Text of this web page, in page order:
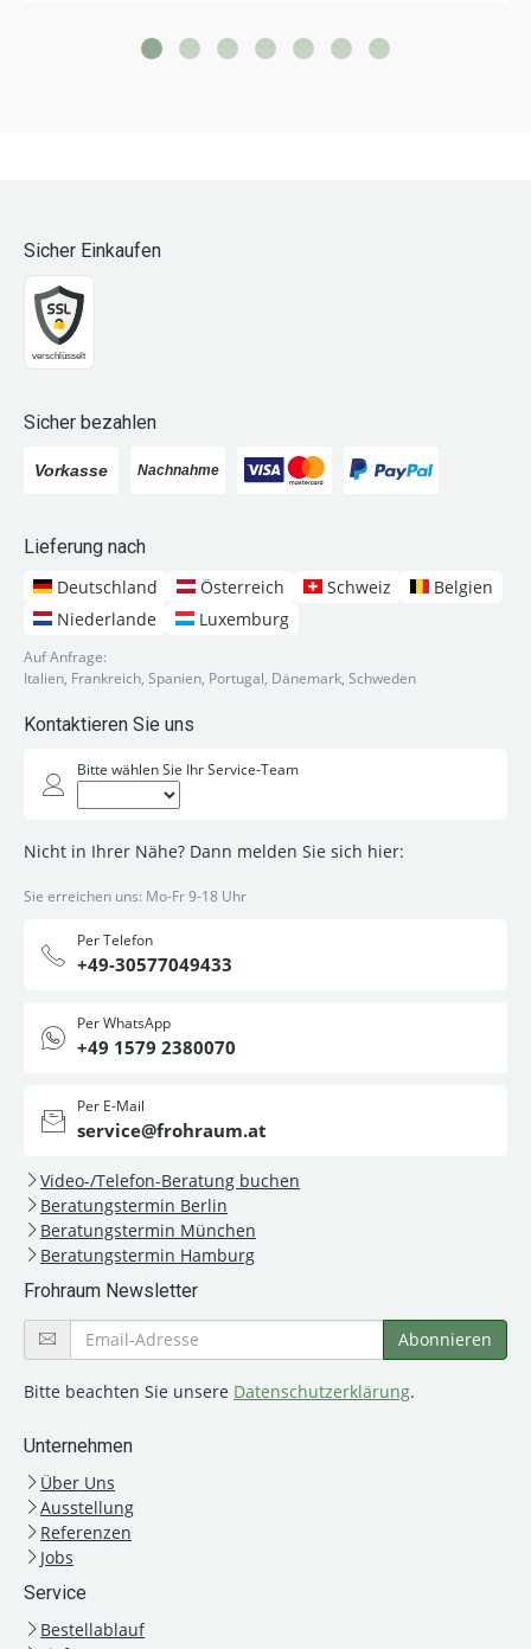
Sicher Einkaufen
Sicher bezahlen
Lieferung nach
Deutschland
Österreich Schweiz
Belgien
Niederlande
Luxemburg
Auf Anfrage:
Italien, Frankreich, Spanien, Portugal, Dänemark, Schweden
Kontaktieren Sie uns
Bitte wählen Sie Ihr Service-Team
Nicht in Ihrer Nähe? Dann melden Sie sich hier:
Sie erreichen uns: Mo-Fr 9-18 Uhr
Per Telefon
+49-30577049433
Per WhatsApp
+49 1579 2380070
Per E-Mail
service@frohraum.at
Video-/Telefon-Beratung buchen
Beratungstermin Berlin
Beratungstermin München
Beratungstermin Hamburg
Frohraum Newsletter
Bitte beachten Sie unsere Datenschutzerklärung.
Unternehmen
Über Uns
Ausstellung
Referenzen
Jobs
Service
Bestellablauf